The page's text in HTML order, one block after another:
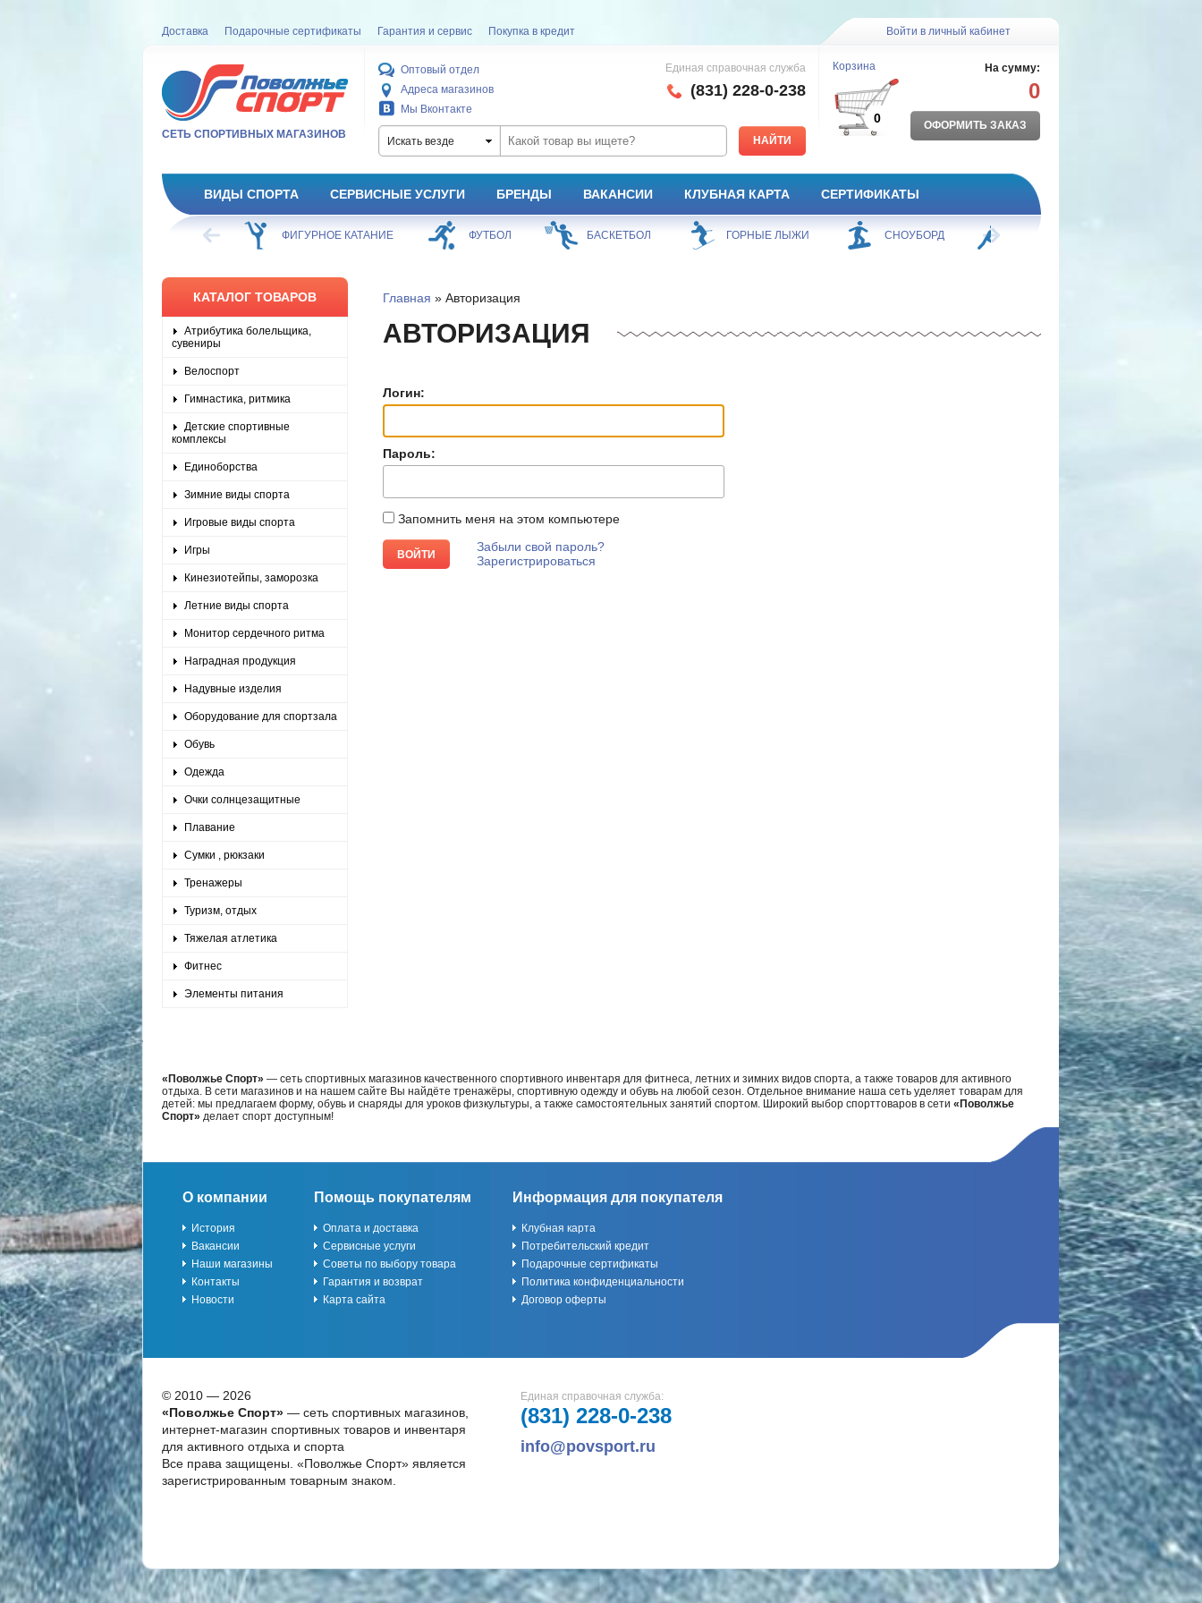
Доставка Подарочные сертификаты Гарантия и сервис Покупка в кредит Войти в личный кабинет
СЕТЬ СПОРТИВНЫХ МАГАЗИНОВ
Оптовый отдел
Адреса магазинов
Мы Вконтакте
Единая справочная служба
(831) 228-0-238
Искать везде
Корзина
0
На сумму:
0
ОФОРМИТЬ ЗАКАЗ
ВИДЫ СПОРТА СЕРВИСНЫЕ УСЛУГИ БРЕНДЫ ВАКАНСИИ КЛУБНАЯ КАРТА СЕРТИФИКАТЫ
ХОККЕЙ ФИГУРНОЕ КАТАНИЕ ФУТБОЛ БАСКЕТБОЛ ГОРНЫЕ ЛЫЖИ СНОУБОРД
КАТАЛОГ ТОВАРОВ
Атрибутика болельщика,
сувениры
Велоспорт
Гимнастика, ритмика
Детские спортивные
комплексы
Единоборства
Зимние виды спорта
Игровые виды спорта
Игры
Кинезиотейпы, заморозка
Летние виды спорта
Монитор сердечного ритма
Наградная продукция
Надувные изделия
Оборудование для спортзала
Обувь
Одежда
Очки солнцезащитные
Плавание
Сумки , рюкзаки
Тренажеры
Туризм, отдых
Тяжелая атлетика
Фитнес
Элементы питания
Главная » Авторизация
АВТОРИЗАЦИЯ
Логин:
Пароль:
Запомнить меня на этом компьютере
Забыли свой пароль?
Зарегистрироваться
«Поволжье Спорт» — сеть спортивных магазинов качественного спортивного инвентаря для фитнеса, летних и зимних видов спорта, а также товаров для активного
отдыха. В сети магазинов и на нашем сайте Вы найдёте тренажёры, спортивную одежду и обувь на любой сезон. Отдельное внимание наша сеть уделяет товарам для
детей: мы предлагаем форму, обувь и снаряды для уроков физкультуры, а также самостоятельных занятий спортом. Широкий выбор спорттоваров в сети «Поволжье
Спорт» делает спорт доступным!
О компании
История
Вакансии
Наши магазины
Контакты
Новости
Помощь покупателям
Оплата и доставка
Сервисные услуги
Советы по выбору товара
Гарантия и возврат
Карта сайта
Информация для покупателя
Клубная карта
Потребительский кредит
Подарочные сертификаты
Политика конфиденциальности
Договор оферты
© 2010 — 2026
«Поволжье Спорт»— сеть спортивных магазинов,
интернет-магазин спортивных товаров и инвентаря
для активного отдыха и спорта
Все права защищены. «Поволжье Спорт» является
зарегистрированным товарным знаком.
Единая справочная служба:
(831) 228-0-238
info@povsport.ru